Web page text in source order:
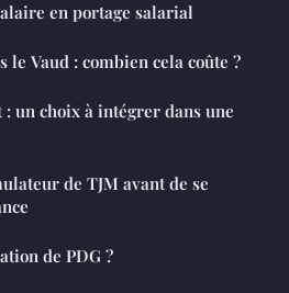
en portage salarial
le Vaud : combien cela coûte ?
un choix à intégrer dans une
de TJM avant de se
de PDG ?